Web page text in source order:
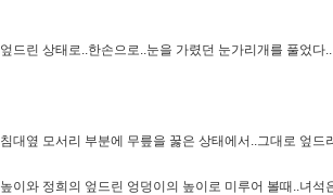
드린 상태로..한손으로..눈을 가렸던 눈가리개를 풀었다..
대옆 모서리 부분에 무릎을 꿇은 상태에서..그대로 엎드
이와 정희의 엎드린 엉덩이의 높이로 미루어 볼때..녀